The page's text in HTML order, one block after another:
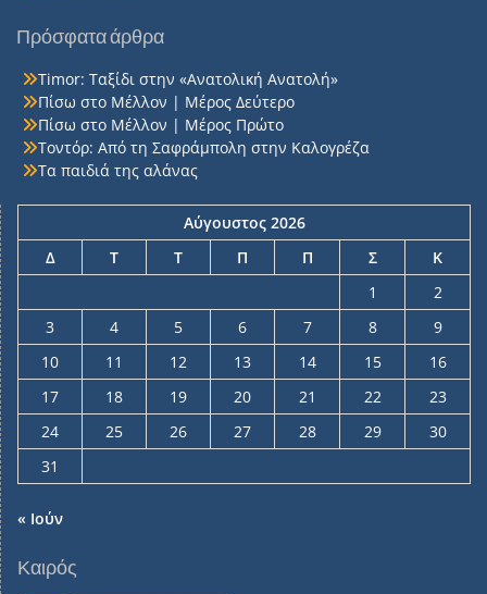
Πρόσφατα άρθρα
Timor: Ταξίδι στην «Ανατολική Ανατολή»
Πίσω στο Μέλλον | Μέρος Δεύτερο
Πίσω στο Μέλλον | Μέρος Πρώτο
Τοντόρ: Από τη Σαφράμπολη στην Καλογρέζα
Τα παιδιά της αλάνας
Αύγουστος 2026
Δ
Τ Τ Π Π Σ
Κ
1
2
3
4 5 6 7 8
9
10
11 12 13 14 15
16
17
18 19 20 21 22
23
24
25 26 27 28 29
30
31
« Ιούν
Καιρός